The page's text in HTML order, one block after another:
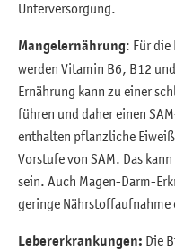
Unterversorgung.
Mangelernährung: Für
werden Vitamin B6, B12
Ernährung kann zu einer
führen und daher einen
enthalten pflanzliche
Vorstufe von SAM. Das
sein. Auch Magen-Darm-
geringe Nährstoffaufnahme
Lebererkrankungen: Die